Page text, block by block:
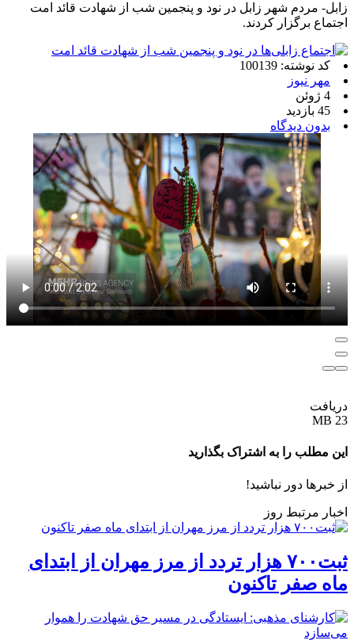
زابل- مردم شهر زابل در نود و پنجمین شب از شهادت قائد امت
اجتماع برگزار کردند.
کد نوشته: 100139
مهر نیوز
4 ژوئن
45 بازدید
بدون دیدگاه
دریافت
23 MB
این مطلب را به اشتراک بگذارید
از خبرها دور نباشید!
اخبار مرتبط روز
ثبت۷۰۰ هزار تردد از مرز مهران از ابتدای
ماه صفر تاکنون